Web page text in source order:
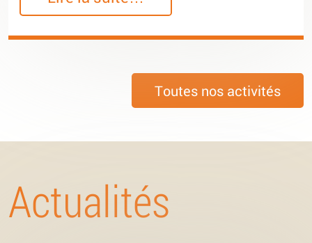
Toutes nos activités
Actualités